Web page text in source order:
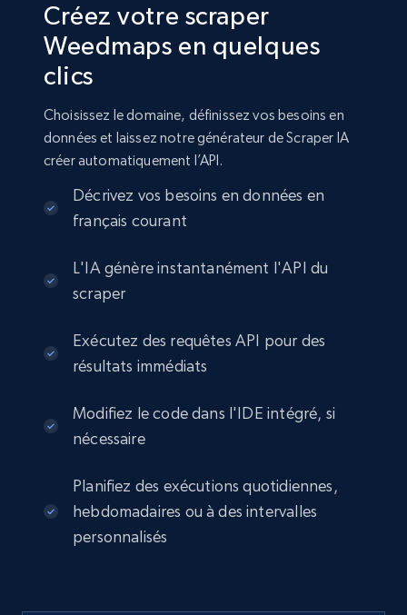
Créez votre scraper
Weedmaps en quelques
clics
Choisissez le domaine, définissez vos besoins en
données et laissez notre générateur de Scraper IA
créer automatiquement l’API.
Décrivez vos besoins en données en
français courant
L'IA génère instantanément l'API du
scraper
Exécutez des requêtes API pour des
résultats immédiats
Modifiez le code dans l'IDE intégré, si
nécessaire
Planifiez des exécutions quotidiennes,
hebdomadaires ou à des intervalles
personnalisés